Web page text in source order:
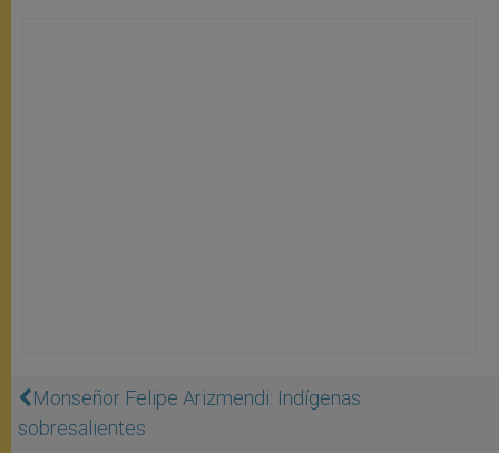
Monseñor Felipe Arizmendi: Indígenas
sobresalientes